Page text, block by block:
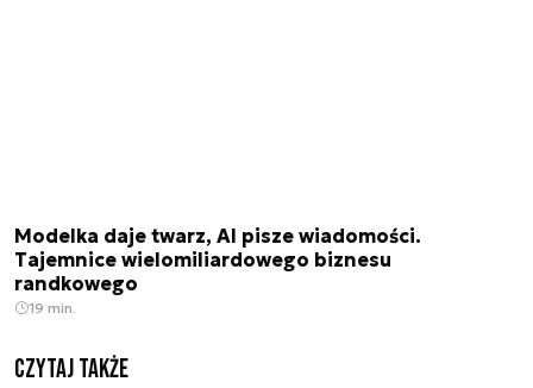
Modelka daje twarz, AI pisze wiadomości.
Tajemnice wielomiliardowego biznesu
randkowego
19 min.
Czytaj także